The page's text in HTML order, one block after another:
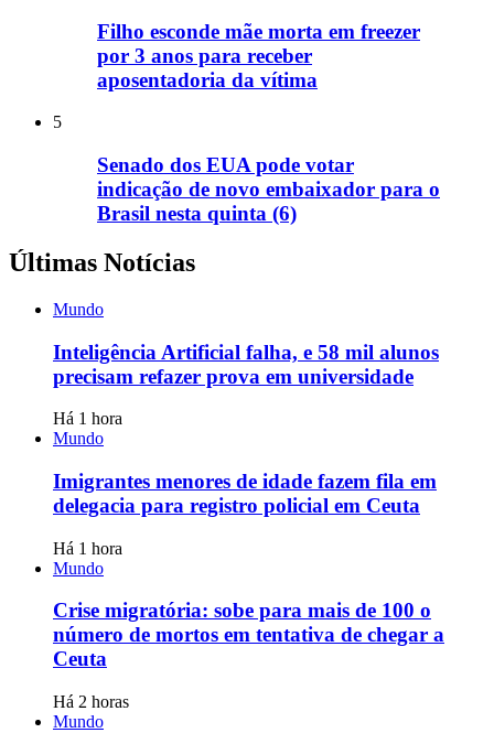
Filho esconde mãe morta em freezer
por 3 anos para receber
aposentadoria da vítima
5
Senado dos EUA pode votar
indicação de novo embaixador para o
Brasil nesta quinta (6)
Últimas Notícias
Mundo
Inteligência Artificial falha, e 58 mil alunos
precisam refazer prova em universidade
Há 1 hora
Mundo
Imigrantes menores de idade fazem fila em
delegacia para registro policial em Ceuta
Há 1 hora
Mundo
Crise migratória: sobe para mais de 100 o
número de mortos em tentativa de chegar a
Ceuta
Há 2 horas
Mundo